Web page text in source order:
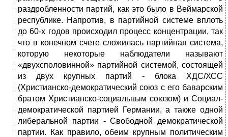
раздробленности партий, как это было в Веймарской
республике. Напротив, в партийной сис­теме вплоть
до 60-х годов происходил процесс концентрации, так
что в ко­нечном счете сложилась партийная система,
которую некоторые наблюдате­ли называют
«двухсполовинной» партийной системой, состоящей
из двух крупных партий - блока ХДС/ХСС
(Христианско-демократический союз с его баварским
братом Христианско-социальным союзом) и Социал-
демократи­ческой партией Германии, а также одной
либеральной партии - Свободной демократической
партии. Как правило, обеим крупным политическим